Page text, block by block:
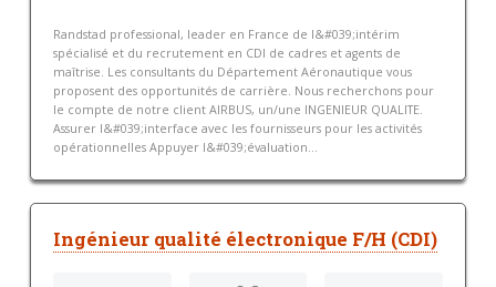
Randstad professional, leader en France de l&#039;intérim
spécialisé et du recrutement en CDI de cadres et agents de
maîtrise. Les consultants du Département Aéronautique vous
proposent des opportunités de carrière. Nous recherchons pour
le compte de notre client AIRBUS, un/une INGENIEUR QUALITE.
Assurer l&#039;interface avec les fournisseurs pour les activités
opérationnelles Appuyer l&#039;évaluation...
Ingénieur qualité électronique F/H (CDI)